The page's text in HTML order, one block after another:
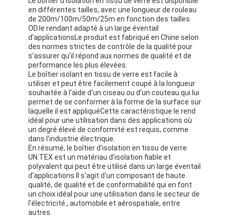
Moulage de précision de précision
Panneau d'isolation électrique
en différentes tailles, avec une longueur de rouleau
de 200m/100m/50m/25m en fonction des tailles
OD.le rendant adapté à un large éventail
d'applicationsLe produit est fabriqué en Chine selon
des normes strictes de contrôle de la qualité pour
s'assurer qu'il répond aux normes de qualité et de
performance les plus élevées.
Le boîtier isolant en tissu de verre est facile à
utiliser et peut être facilement coupé à la longueur
souhaitée à l'aide d'un ciseau ou d'un couteau.qui lui
permet de se conformer à la forme de la surface sur
laquelle il est appliquéCette caractéristique le rend
idéal pour une utilisation dans des applications où
un degré élevé de conformité est requis, comme
dans l'industrie électrique.
En résumé, le boîtier d'isolation en tissu de verre
UN.TEX est un matériau d'isolation fiable et
polyvalent qui peut être utilisé dans un large éventail
d'applications.Il s'agit d'un composant de haute
qualité, de qualité et de conformabilité qui en font
un choix idéal pour une utilisation dans le secteur de
l'électricité., automobile et aérospatiale, entre
autres.